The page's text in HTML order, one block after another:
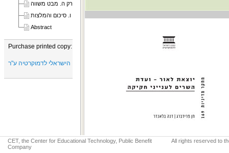
פרק ה. מבט משווה
פרק ו. סיכום והמלצות
Abstract
Purchase printed copy:
CET, the Center for Educational Technology, Public Benefit
Company
All rights reserved to